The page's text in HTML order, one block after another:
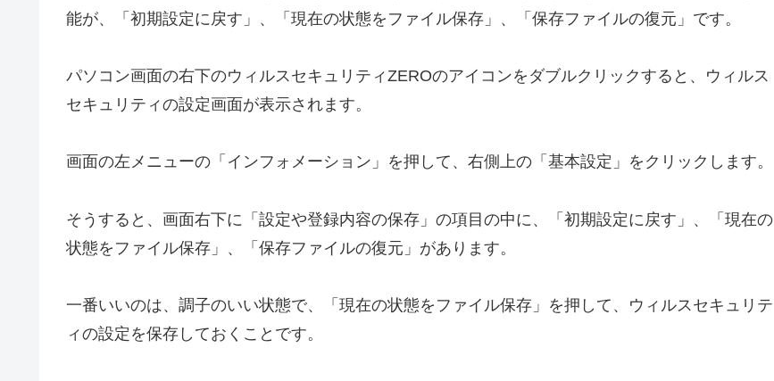
能が、「初期設定に戻す」、「現在の状態をファイル保存」、「保存ファイルの復元」です。
パソコン画面の右下のウィルスセキュリティZEROのアイコンをダブルクリックすると、ウィルス
セキュリティの設定画面が表示されます。
画面の左メニューの「インフォメーション」を押して、右側上の「基本設定」をクリックします。
そうすると、画面右下に「設定や登録内容の保存」の項目の中に、「初期設定に戻す」、「現在の
状態をファイル保存」、「保存ファイルの復元」があります。
一番いいのは、調子のいい状態で、「現在の状態をファイル保存」を押して、ウィルスセキュリテ
ィの設定を保存しておくことです。